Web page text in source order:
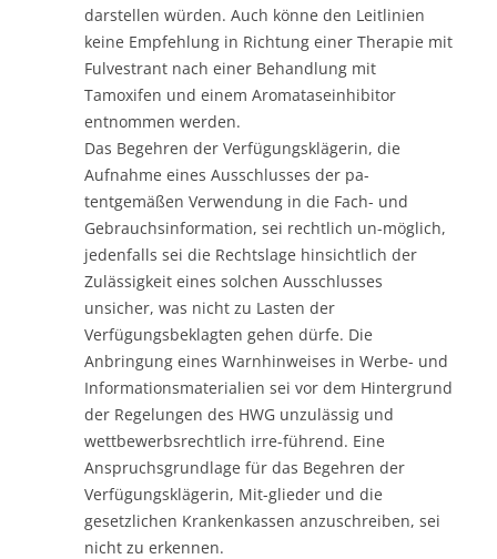
darstellen würden. Auch könne den Leitlinien
keine Empfehlung in Richtung einer Therapie mit
Fulvestrant nach einer Behandlung mit
Tamoxifen und einem Aromataseinhibitor
entnommen werden.
Das Begehren der Verfügungsklägerin, die
Aufnahme eines Ausschlusses der pa-
tentgemäßen Verwendung in die Fach- und
Gebrauchsinformation, sei rechtlich un-möglich,
jedenfalls sei die Rechtslage hinsichtlich der
Zulässigkeit eines solchen Ausschlusses
unsicher, was nicht zu Lasten der
Verfügungsbeklagten gehen dürfe. Die
Anbringung eines Warnhinweises in Werbe- und
Informationsmaterialien sei vor dem Hintergrund
der Regelungen des HWG unzulässig und
wettbewerbsrechtlich irre-führend. Eine
Anspruchsgrundlage für das Begehren der
Verfügungsklägerin, Mit-glieder und die
gesetzlichen Krankenkassen anzuschreiben, sei
nicht zu erkennen.